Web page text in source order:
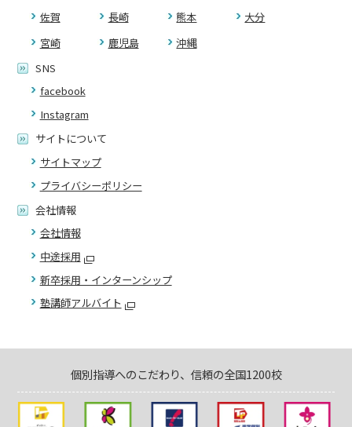
佐賀
長崎 熊本
大分
宮崎
鹿児島
沖縄
SNS
facebook
Instagram
サイトについて
サイトマップ
プライバシーポリシー
会社情報
会社情報
中途採用
新卒採用・インターンシップ
塾講師アルバイト
個別指導へのこだわり、信頼の全国1200校